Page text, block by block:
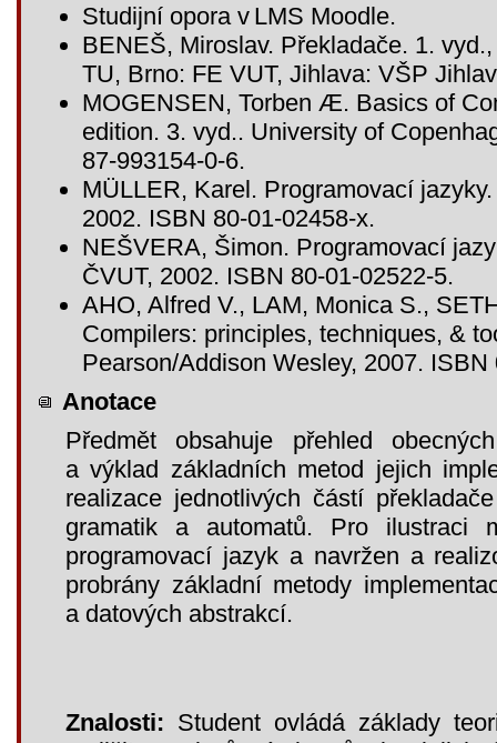
Studijní opora v LMS Moodle.
BENEŠ, Miroslav. Překladače. 1.
TU, Brno: FE VUT, Jihlava: VŠP
MOGENSEN, Torben Æ. Basics of
edition. 3. vyd.. University of
87-993154-0-6.
MÜLLER, Karel. Programovací
2002. ISBN 80-01-02458-x.
NEŠVERA, Šimon. Programovací
ČVUT, 2002. ISBN 80-01-02522-5.
AHO, Alfred V., LAM, Monica S.,
Compilers: principles, techniques, &
Pearson/Addison Wesley, 2007. ISBN
Anotace
Předmět obsahuje přehled
a výklad základních metod jejich
realizace jednotlivých částí
gramatik a automatů. Pro ilustraci
programovací jazyk a navržen a
probrány základní metody
a datových abstrakcí.
Znalosti: Student ovládá základy